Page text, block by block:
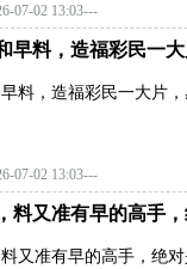
07-02 13:03---
早料，造福彩民一
料，造福彩民一大片
07-02 13:03---
料又准有早的高手
又准有早的高手，绝